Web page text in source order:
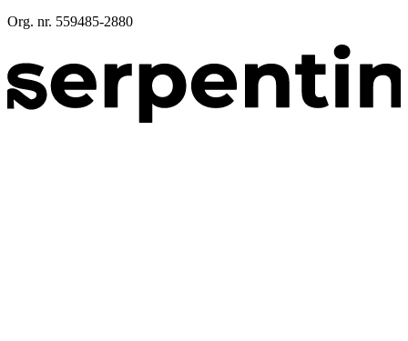
Org. nr. 559485-2880